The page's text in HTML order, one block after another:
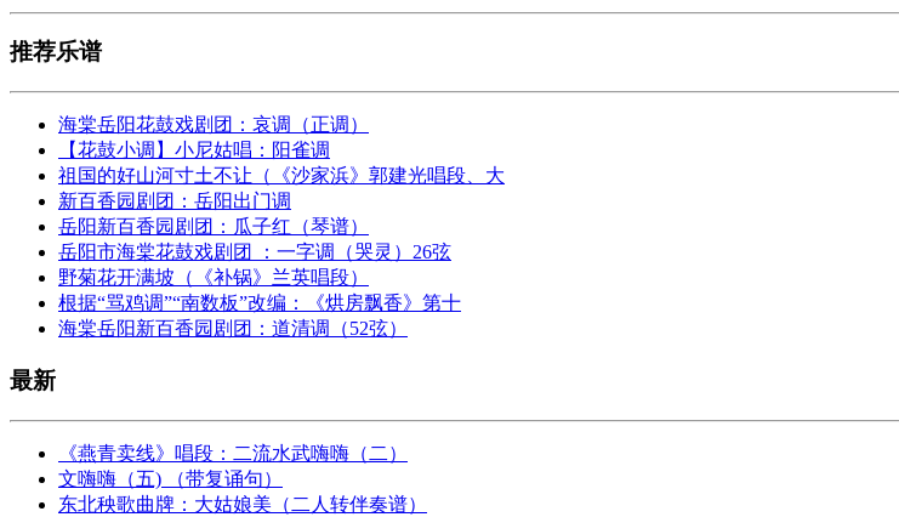
推荐乐谱
海棠岳阳花鼓戏剧团：哀调（正调）
【花鼓小调】小尼姑唱：阳雀调
祖国的好山河寸土不让（《沙家浜》郭建光唱段、大
新百香园剧团：岳阳出门调
岳阳新百香园剧团：瓜子红（琴谱）
岳阳市海棠花鼓戏剧团 ：一字调（哭灵）26弦
野菊花开满坡（《补锅》兰英唱段）
根据“骂鸡调”“南数板”改编：《烘房飘香》第十
海棠岳阳新百香园剧团：道清调（52弦）
最新
《燕青卖线》唱段：二流水武嗨嗨（二）
文嗨嗨（五) （带复诵句）
东北秧歌曲牌：大姑娘美（二人转伴奏谱）